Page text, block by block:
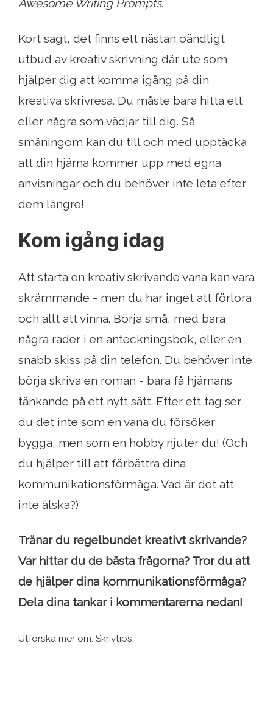
Awesome Writing Prompts.
Kort sagt, det finns ett nästan oändligt
utbud av kreativ skrivning där ute som
hjälper dig att komma igång på din
kreativa skrivresa. Du måste bara hitta ett
eller några som vädjar till dig. Så
småningom kan du till och med upptäcka
att din hjärna kommer upp med egna
anvisningar och du behöver inte leta efter
dem längre!
Kom igång idag
Att starta en kreativ skrivande vana kan vara
skrämmande - men du har inget att förlora
och allt att vinna. Börja små, med bara
några rader i en anteckningsbok, eller en
snabb skiss på din telefon. Du behöver inte
börja skriva en roman - bara få hjärnans
tänkande på ett nytt sätt. Efter ett tag ser
du det inte som en vana du försöker
bygga, men som en hobby njuter du! (Och
du hjälper till att förbättra dina
kommunikationsförmåga. Vad är det att
inte älska?)
Tränar du regelbundet kreativt skrivande?
Var hittar du de bästa frågorna? Tror du att
de hjälper dina kommunikationsförmåga?
Dela dina tankar i kommentarerna nedan!
Utforska mer om: Skrivtips.